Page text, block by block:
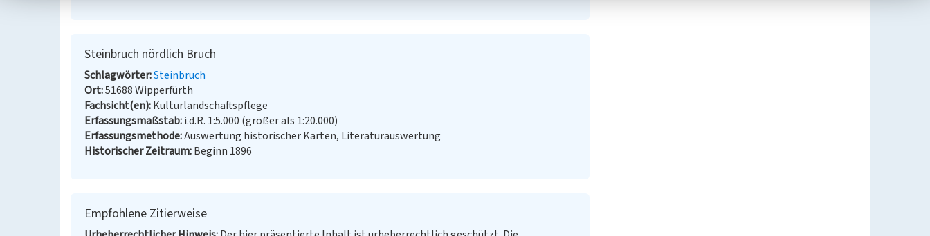
Steinbruch nördlich Bruch
Schlagwörter Steinbruch
Ort 51688 Wipperfürth
Fachsicht(en) Kulturlandschaftspflege
Erfassungsmaßstab i.d.R. 1:5.000 (größer als 1:20.000)
Erfassungsmethode Auswertung historischer Karten, Literaturauswertung
Historischer Zeitraum Beginn 1896
Empfohlene Zitierweise